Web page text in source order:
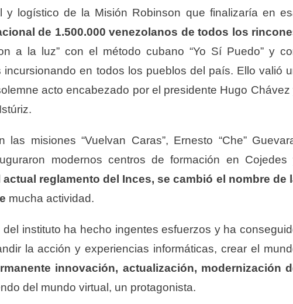
y logístico de la Misión Robinson que finalizaría en
de 1.500.000 venezolanos de todos los
a la luz” con el método cubano “Yo Sí Puedo” y
en todos los pueblos del país. Ello valió
acto encabezado por el presidente Hugo Chávez
misiones “Vuelvan Caras”, Ernesto “Che”
modernos centros de formación en Cojedes
reglamento del Inces, se cambió el nombre de
mucha actividad.
instituto ha hecho ingentes esfuerzos y ha
la acción y experiencias informáticas, crear el
innovación, actualización, modernización
del mundo virtual, un protagonista.